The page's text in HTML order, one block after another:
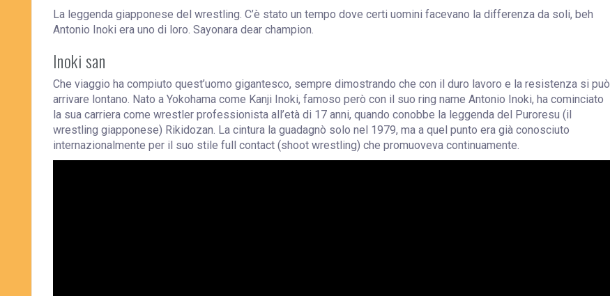
La leggenda giapponese del wrestling. C’è stato un tempo dove certi uomini facevano la differenza da soli, beh
Antonio Inoki era uno di loro. Sayonara dear champion.
Inoki san
Che viaggio ha compiuto quest’uomo gigantesco, sempre dimostrando che con il duro lavoro e la resistenza si può
arrivare lontano. Nato a Yokohama come Kanji Inoki, famoso però con il suo ring name Antonio Inoki, ha cominciato
la sua carriera come wrestler professionista all’età di 17 anni, quando conobbe la leggenda del Puroresu (il
wrestling giapponese) Rikidozan. La cintura la guadagnò solo nel 1979, ma a quel punto era già conosciuto
internazionalmente per il suo stile full contact (shoot wrestling) che promuoveva continuamente.